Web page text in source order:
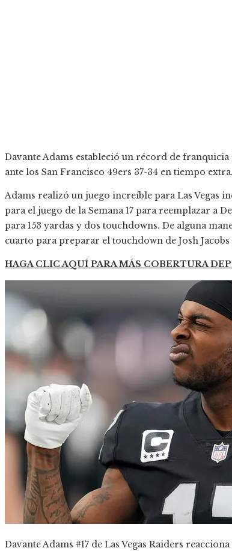
Davante Adams estableció un récord de
ante los San Francisco 49ers 37-34 en tiempo extra.
Adams realizó un juego increíble para Las Vegas
para el juego de la Semana 17 para reemplazar a
para 153 yardas y dos touchdowns. De alguna
cuarto para preparar el touchdown de Josh
HAGA CLIC AQUÍ PARA MÁS COBERTURA
Davante Adams #17 de Las Vegas Raiders